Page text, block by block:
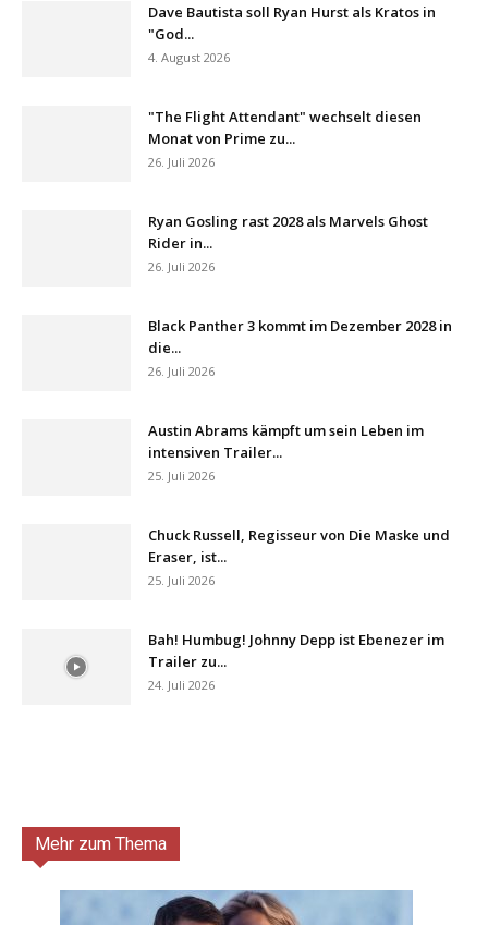
Dave Bautista soll Ryan Hurst als Kratos in
"God...
4. August 2026
"The Flight Attendant" wechselt diesen
Monat von Prime zu...
26. Juli 2026
Ryan Gosling rast 2028 als Marvels Ghost
Rider in...
26. Juli 2026
Black Panther 3 kommt im Dezember 2028 in
die...
26. Juli 2026
Austin Abrams kämpft um sein Leben im
intensiven Trailer...
25. Juli 2026
Chuck Russell, Regisseur von Die Maske und
Eraser, ist...
25. Juli 2026
Bah! Humbug! Johnny Depp ist Ebenezer im
Trailer zu...
24. Juli 2026
Mehr zum Thema